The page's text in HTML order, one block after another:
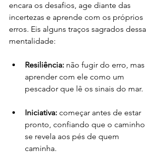
encara os desafios, age diante das
incertezas e aprende com os próprios
erros. Eis alguns traços sagrados dessa
mentalidade:
Resiliência: não fugir do erro, mas
aprender com ele como um
pescador que lê os sinais do mar.
Iniciativa: começar antes de estar
pronto, confiando que o caminho
se revela aos pés de quem
caminha.